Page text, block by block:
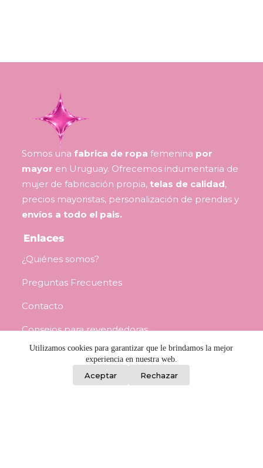
Utilizamos cookies para garantizar que le brindamos la mejor
experiencia en nuestra web.
Aceptar Rechazar
Somos una fabrica de ropa femenina por
mayor en Uruguay. Ofrecemos indumentaria de
mujer de fabricación propia, telas de calidad,
precios mayoristas, personalización de prendas y
envíos a todo el pais.
Enlaces
¿Quiénes somos?
Preguntas Frecuentes
Contacto
Consejos para revendedoras
Términos y Condiciones
Información